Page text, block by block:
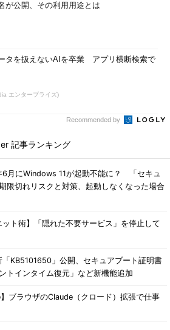
が公開、その利用用途とは
タを扱えないAIを卒業 アプリ横断検索で
エンタープライズ)
Recommended by
記事ランキング
6月にWindows 11が起動不能に？ 「セキュ
限切れリスクと対策、起動しなくなった場合
ット術】「隠れた不要サービス」を停止して
KB5101650」公開、セキュアブート証明書
トインタイム復元」など新機能追加
ブラウザのClaude（クロード）拡張で仕事